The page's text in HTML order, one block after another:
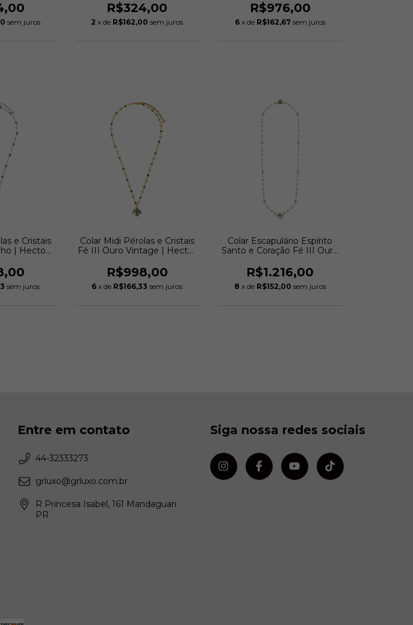
sem juros
R$324,00
2 x de R$162,00 sem juros
R$976,00
6 x de R$162,67 sem juros
e Cristais
| Hector
sem juros
Colar Midi Pérolas e Cristais
Fé III Ouro Vintage | Hector
R$998,00
6 x de R$166,33 sem juros
Colar Escapulário Espírito
Santo e Coração Fé III Ouro
R$1.216,00
8 x de R$152,00 sem juros
Entre em contato
44-32333273
grluxo@grluxo.com.br
R Princesa Isabel, 161 Mandaguari
PR
Siga nossa redes sociais